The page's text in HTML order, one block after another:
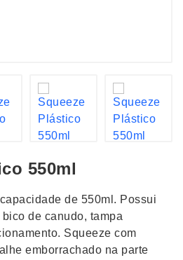
550ml
de 550ml. Possui
de canudo, tampa
Squeeze com
emborrachado na parte